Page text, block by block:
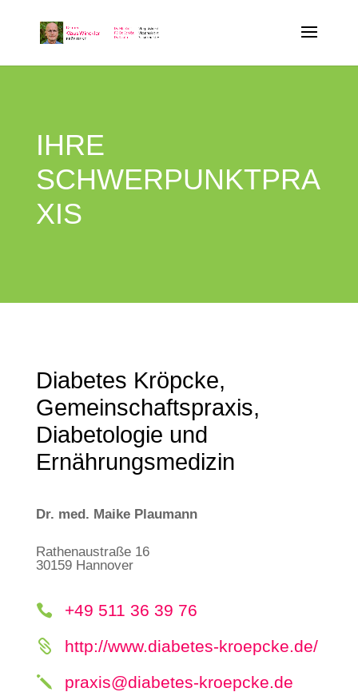
IHRE
SCHWERPUNKTPRA
XIS
Diabetes Kröpcke,
Gemeinschaftspraxis,
Diabetologie und
Ernährungsmedizin
Dr. med. Maike Plaumann
Rathenaustraße 16
30159 Hannover
 +49 511 36 39 76
 http://www.diabetes-kroepcke.de/
j praxis@diabetes-kroepcke.de